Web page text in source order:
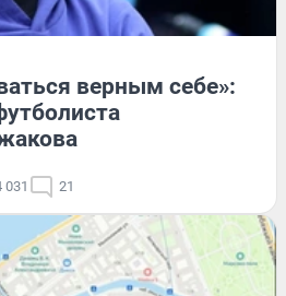
верным себе»:
031 21